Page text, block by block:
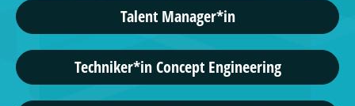
Talent Manager*in
Techniker*in Concept Engineering